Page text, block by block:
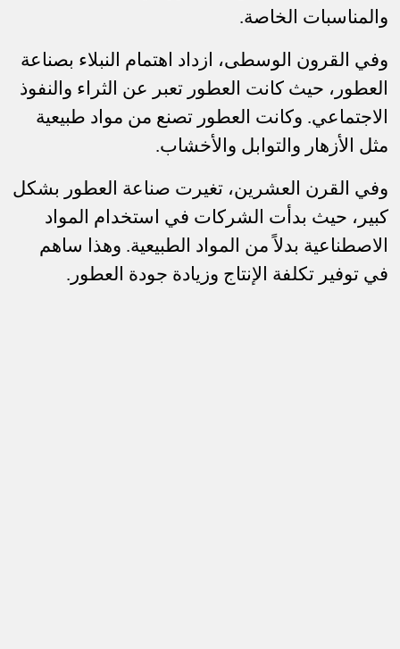
والمناسبات الخاصة.
وفي القرون الوسطى، ازداد اهتمام النبلاء بصناعة
العطور، حيث كانت العطور تعبر عن الثراء والنفوذ
الاجتماعي. وكانت العطور تصنع من مواد طبيعية
مثل الأزهار والتوابل والأخشاب.
وفي القرن العشرين، تغيرت صناعة العطور بشكل
كبير، حيث بدأت الشركات في استخدام المواد
الاصطناعية بدلاً من المواد الطبيعية. وهذا ساهم
في توفير تكلفة الإنتاج وزيادة جودة العطور .